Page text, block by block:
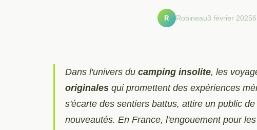
R Robineau3 février 2025
Dans l'univers du camping insolite, les
originales qui promettent des expériences
s'écarte des sentiers battus, attire un public
nouveautés. En France, l'engouement pour les